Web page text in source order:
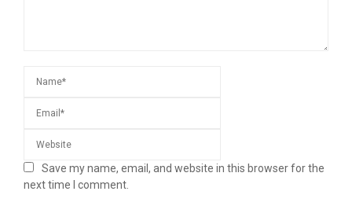
Save my name, email, and website in this browser for the
next time I comment.